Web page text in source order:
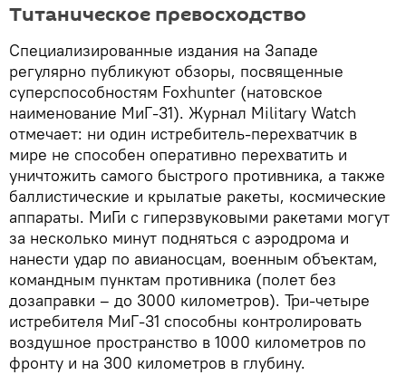
Титаническое превосходство
Специализированные издания на Западе
регулярно публикуют обзоры, посвященные
суперспособностям Foxhunter (натовское
наименование МиГ-31). Журнал Military Watch
отмечает: ни один истребитель-перехватчик в
мире не способен оперативно перехватить и
уничтожить самого быстрого противника, а также
баллистические и крылатые ракеты, космические
аппараты. МиГи с гиперзвуковыми ракетами могут
за несколько минут подняться с аэродрома и
нанести удар по авианосцам, военным объектам,
командным пунктам противника (полет без
дозаправки – до 3000 километров). Три-четыре
истребителя МиГ-31 способны контролировать
воздушное пространство в 1000 километров по
фронту и на 300 километров в глубину.